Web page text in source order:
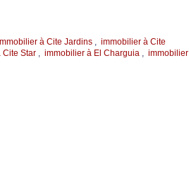
à Cite Jardins, immobilier à Cite
Cite Star, immobilier à El Charguia, immobilier